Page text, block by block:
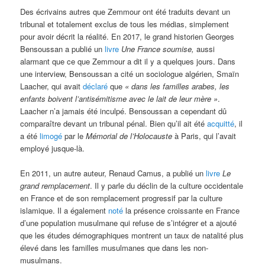
Des écrivains autres que Zemmour ont été traduits devant un
tribunal et totalement exclus de tous les médias, simplement
pour avoir décrit la réalité. En 2017, le grand historien Georges
Bensoussan a publié unlivre Une France soumise, aussi
alarmant que ce que Zemmour a dit il y a quelques jours. Dans
une interview, Bensoussan a cité un sociologue algérien, Smaïn
Laacher, qui avaitdéclaré que « dans les familles arabes, les
enfants boivent l’antisémitisme avec le lait de leur mère ».
Laacher n’a jamais été inculpé. Bensoussan a cependant dû
comparaître devant un tribunal pénal. Bien qu’il ait étéacquitté, il
a étélimogé par leMémorial de l’Holocauste à Paris, qui l’avait
employé jusque-là.
En 2011, un autre auteur, Renaud Camus, a publié unlivre Le
grand remplacement. Il y parle du déclin de la culture occidentale
en France et de son remplacement progressif par la culture
islamique. Il a également noté la présence croissante en France
d’une population musulmane qui refuse de s’intégrer et a ajouté
que les études démographiques montrent un taux de natalité plus
élevé dans les familles musulmanes que dans les non-
musulmans.